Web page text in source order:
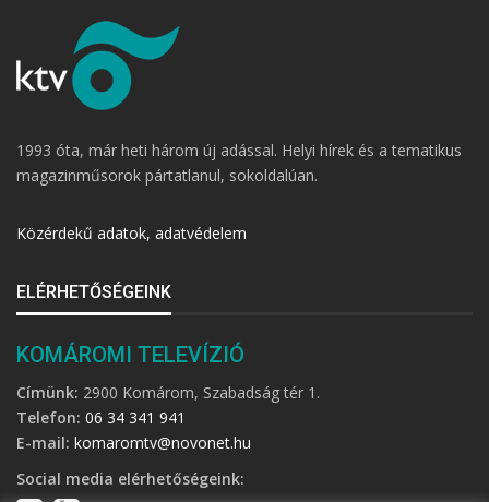
1993 óta, már heti három új adással. Helyi hírek és a tematikus
magazinműsorok pártatlanul, sokoldalúan.
Közérdekű adatok, adatvédelem
ELÉRHETŐSÉGEINK
KOMÁROMI TELEVÍZIÓ
Címünk: 2900 Komárom, Szabadság tér 1.
Telefon: 06 34 341 941
E-mail: komaromtv@novonet.hu
Social media elérhetőségeink: